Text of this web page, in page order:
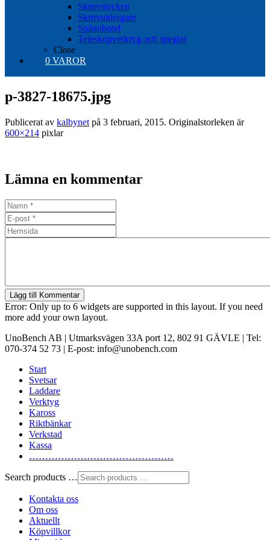
Skruvstycken
Skruvutdragare
Spännband
Teleskopverktyg och speglar
Close
0 VAROR
p-3827-18675.jpg
Publicerat av kalbynet på 3 februari, 2015. Originalstorleken är
600×214 pixlar
Lämna en kommentar
Lägg till Kommentar
Error: Only up to 6 widgets are supported in this layout. If you need
more add your own layout.
UnoBench AB | Utmarksvägen 33A port 12, 802 91 GÄVLE | Tel:
070-374 52 73 | E-post: info@unobench.com
Start
Svetsar
Laddare
Verktyg
Kaross
Riktbänkar
Verkstad
Kassa
………………………………………
Search products …
Kontakta oss
Om oss
Aktuellt
Köpvillkor